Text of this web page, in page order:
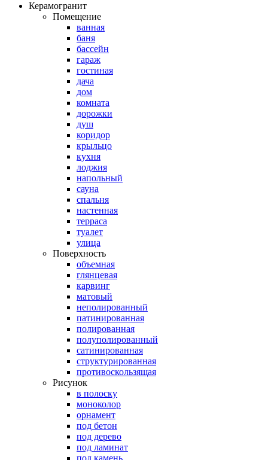
Керамогранит
Помещение
ванная
баня
бассейн
гараж
гостиная
дача
дом
комната
дорожки
душ
коридор
крыльцо
кухня
лоджия
напольный
сауна
спальня
настенная
терраса
туалет
улица
Поверхность
объемная
глянцевая
карвинг
матовый
неполированный
патинированная
полированная
полуполированный
сатинированная
структурированная
противоскользящая
Рисунок
в полоску
моноколор
орнамент
под бетон
под дерево
под ламинат
под камень